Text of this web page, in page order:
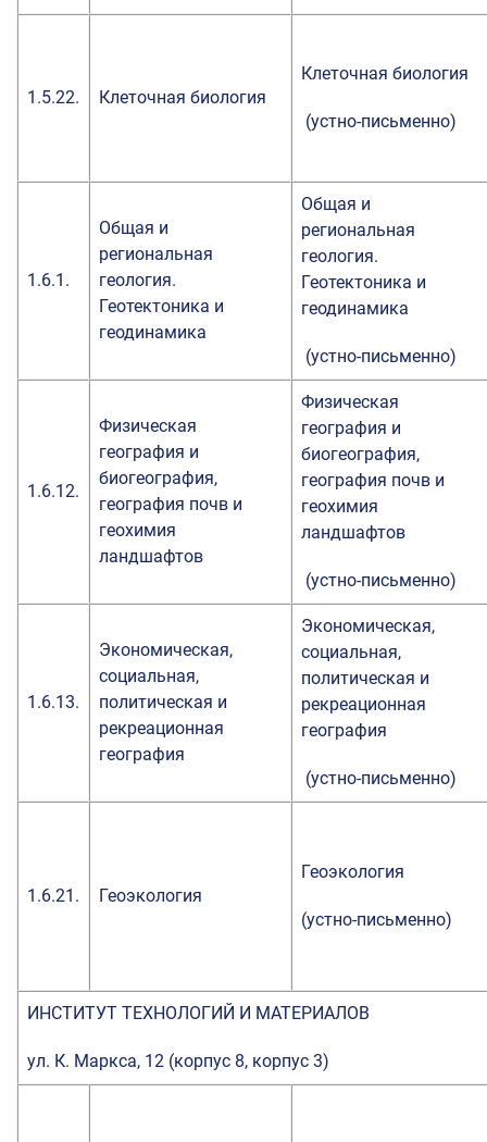
1.5.22. Клеточная биология
Клеточная биология
(устно-письменно)
1.6.1.
Общая и
региональная
геология.
Геотектоника и
геодинамика
Общая и
региональная
геология.
Геотектоника и
геодинамика
(устно-письменно)
1.6.12.
Физическая
география и
биогеография,
география почв и
геохимия
ландшафтов
Физическая
география и
биогеография,
география почв и
геохимия
ландшафтов
(устно-письменно)
1.6.13.
Экономическая,
социальная,
политическая и
рекреационная
география
Экономическая,
социальная,
политическая и
рекреационная
география
(устно-письменно)
1.6.21. Геоэкология
Геоэкология
(устно-письменно)
ИНСТИТУТ ТЕХНОЛОГИЙ И МАТЕРИАЛОВ
ул. К. Маркса, 12 (корпус 8, корпус 3)